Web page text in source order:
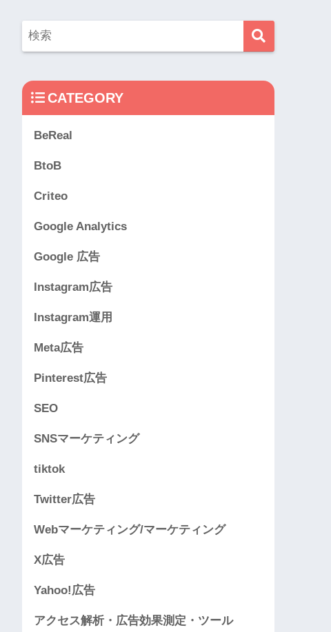
CATEGORY
BeReal
BtoB
Criteo
Google Analytics
Google 広告
Instagram広告
Instagram運用
Meta広告
Pinterest広告
SEO
SNSマーケティング
tiktok
Twitter広告
Webマーケティング/マーケティング
X広告
Yahoo!広告
アクセス解析・広告効果測定・ツール